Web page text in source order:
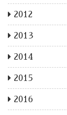
2012
2013
2014
2015
2016